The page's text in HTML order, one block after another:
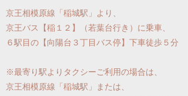
京王相模原線「稲城駅」より、
京王バス【稲１２】（若葉台行き）に乗車、
６駅目の【向陽台３丁目バス停】下車徒歩５分
※最寄り駅よりタクシーご利用の場合は、
京王相模原線「稲城駅」または、